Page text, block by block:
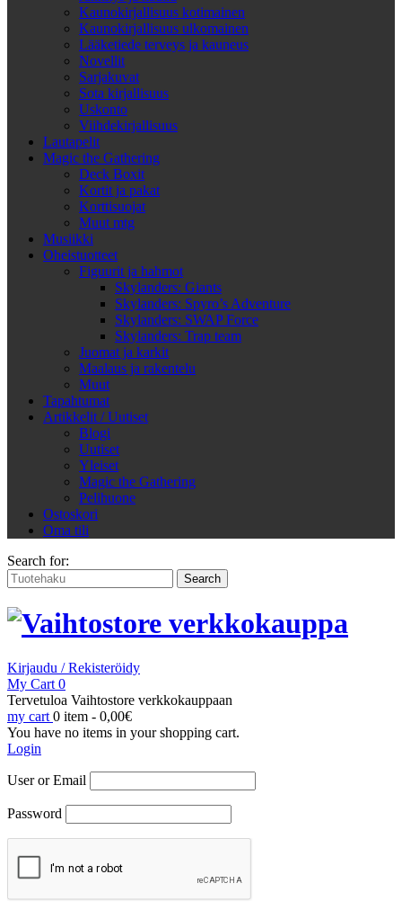
Kaunokirjallisuus kotimainen
Kaunokirjallisuus ulkomainen
Lääketiede terveys ja kauneus
Novellit
Sarjakuvat
Sota kirjallisuus
Uskonto
Viihdekirjallisuus
Lautapelit
Magic the Gathering
Deck Boxit
Kortit ja pakat
Korttisuojat
Muut mtg
Musiikki
Oheistuotteet
Figuurit ja hahmot
Skylanders: Giants
Skylanders: Spyro’s Adventure
Skylanders: SWAP Force
Skylanders: Trap team
Juomat ja karkit
Maalaus ja rakentelu
Muut
Tapahtumat
Artikkelit / Uutiset
Blogi
Uutiset
Yleiset
Magic the Gathering
Pelihuone
Ostoskori
Oma tili
Search for:
Kirjaudu / Rekisteröidy
My Cart 0
Tervetuloa Vaihtostore verkkokauppaan
my cart 0 item - 0,00€
You have no items in your shopping cart.
Login
User or Email
Password